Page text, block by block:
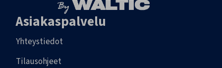
Asiakaspalvelu
Yhteystiedot
Tilausohjeet